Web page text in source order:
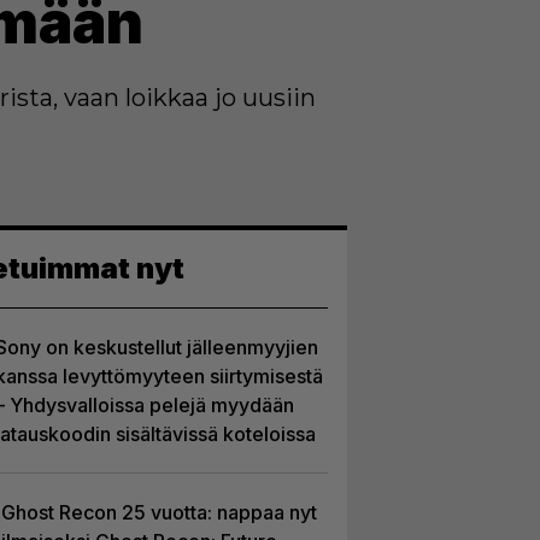
vaan loikkaa jo uusiin
nyt
on keskustellut jälleenmyyjien
levyttömyyteen siirtymisestä
Yhdysvalloissa pelejä myydään
sisältävissä koteloissa
Ghost Recon 25 vuotta: nappaa nyt